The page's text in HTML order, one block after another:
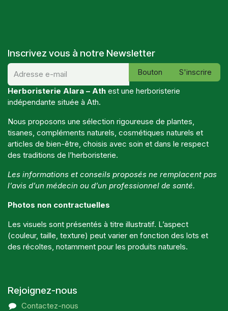
Inscrivez vous à notre Newsletter
Bouton
S'inscrire
Herboristerie Alara – Ath est une herboristerie
indépendante située à Ath.
Nous proposons une sélection rigoureuse de plantes,
tisanes, compléments naturels, cosmétiques naturels et
articles de bien-être, choisis avec soin et dans le respect
des traditions de l’herboristerie.
Les informations et conseils proposés ne remplacent pas
l’avis d’un médecin ou d’un professionnel de santé.
Photos non contractuelles
Les visuels sont présentés à titre illustratif. L’aspect
(couleur, taille, texture) peut varier en fonction des lots et
des récoltes, notamment pour les produits naturels.
Rejoignez-nous
Contactez-nous